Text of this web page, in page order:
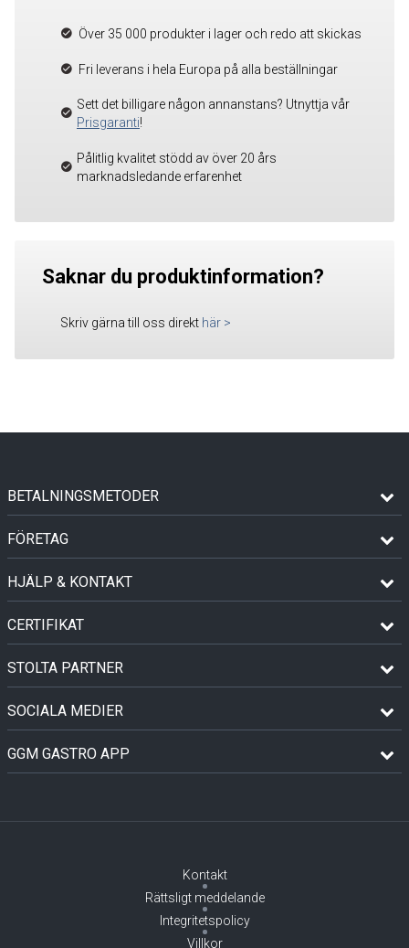
Över 35 000 produkter i lager och redo att skickas
Fri leverans i hela Europa på alla beställningar
Sett det billigare någon annanstans? Utnyttja vår
Prisgaranti!
Pålitlig kvalitet stödd av över 20 års
marknadsledande erfarenhet
Saknar du produktinformation?
Skriv gärna till oss direkt här >
BETALNINGSMETODER
FÖRETAG
HJÄLP & KONTAKT
CERTIFIKAT
STOLTA PARTNER
SOCIALA MEDIER
GGM GASTRO APP
Kontakt
Rättsligt meddelande
Integritetspolicy
Villkor